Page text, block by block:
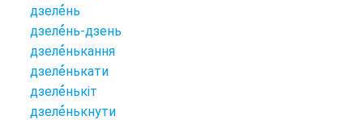
дзелень
дзелень-дзень
дзеленькання
дзеленькати
дзеленькіт
дзеленькнути